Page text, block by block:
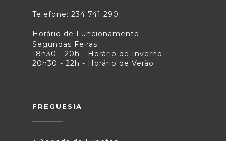
Telefone: 234 741 290
Horário de Funcionamento:
Segundas Feiras
18h30 - 20h - Horário de Inverno
20h30 - 22h - Horário de Verão
FREGUESIA